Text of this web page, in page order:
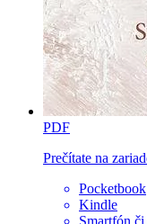
PDF
Prečítate na
Pocketbook
Kindle